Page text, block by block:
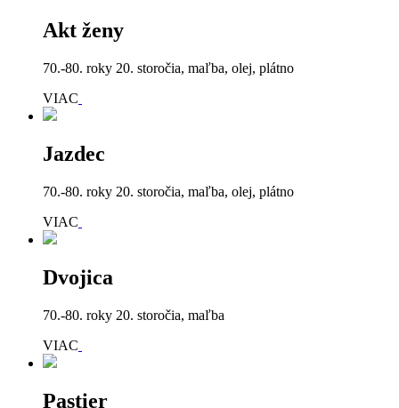
Akt ženy
70.-80. roky 20. storočia, maľba, olej, plátno
VIAC
Jazdec
70.-80. roky 20. storočia, maľba, olej, plátno
VIAC
Dvojica
70.-80. roky 20. storočia, maľba
VIAC
Pastier